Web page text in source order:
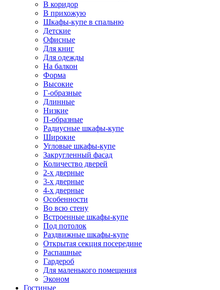
В коридор
В прихожую
Шкафы-купе в спальню
Детские
Офисные
Для книг
Для одежды
На балкон
Форма
Высокие
Г-образные
Длинные
Низкие
П-образные
Радиусные шкафы-купе
Широкие
Угловые шкафы-купе
Закругленный фасад
Количество дверей
2-х дверные
3-х дверные
4-х дверные
Особенности
Во всю стену
Встроенные шкафы-купе
Под потолок
Раздвижные шкафы-купе
Открытая секция посередине
Распашные
Гардероб
Для маленького помещения
Эконом
Гостиные